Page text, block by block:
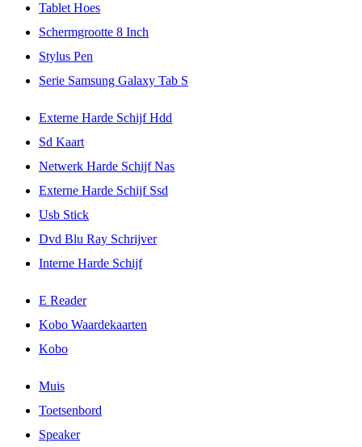
Tablet Hoes
Schermgrootte 8 Inch
Stylus Pen
Serie Samsung Galaxy Tab S
Externe Harde Schijf Hdd
Sd Kaart
Netwerk Harde Schijf Nas
Externe Harde Schijf Ssd
Usb Stick
Dvd Blu Ray Schrijver
Interne Harde Schijf
E Reader
Kobo Waardekaarten
Kobo
Muis
Toetsenbord
Speaker